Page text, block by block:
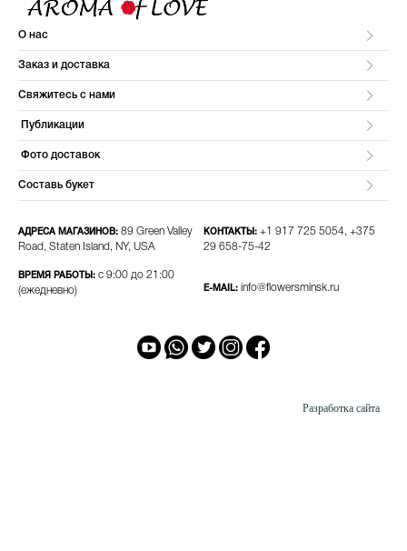
О нас
Заказ и доставка
Свяжитесь с нами
Публикации
Фото доставок
Составь букет
АДРЕСА МАГАЗИНОВ: 89 Green Valley
Road, Staten Island, NY, USA
ВРЕМЯ РАБОТЫ: с 9:00 до 21:00
(ежедневно)
КОНТАКТЫ: +1 917 725 5054, +375
29 658-75-42​
E-MAIL: info@flowersminsk.ru
Разработка сайта